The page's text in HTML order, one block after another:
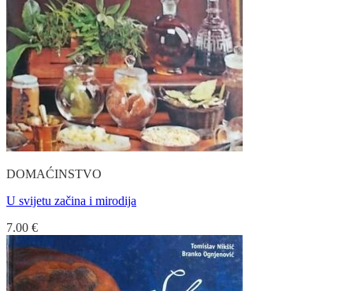
DOMAĆINSTVO
U svijetu začina i mirodija
7.00 €